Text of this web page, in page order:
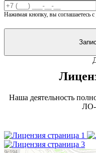
Нажимая кнопку, вы соглашаетесь с
Наша деятельность
ЛО-